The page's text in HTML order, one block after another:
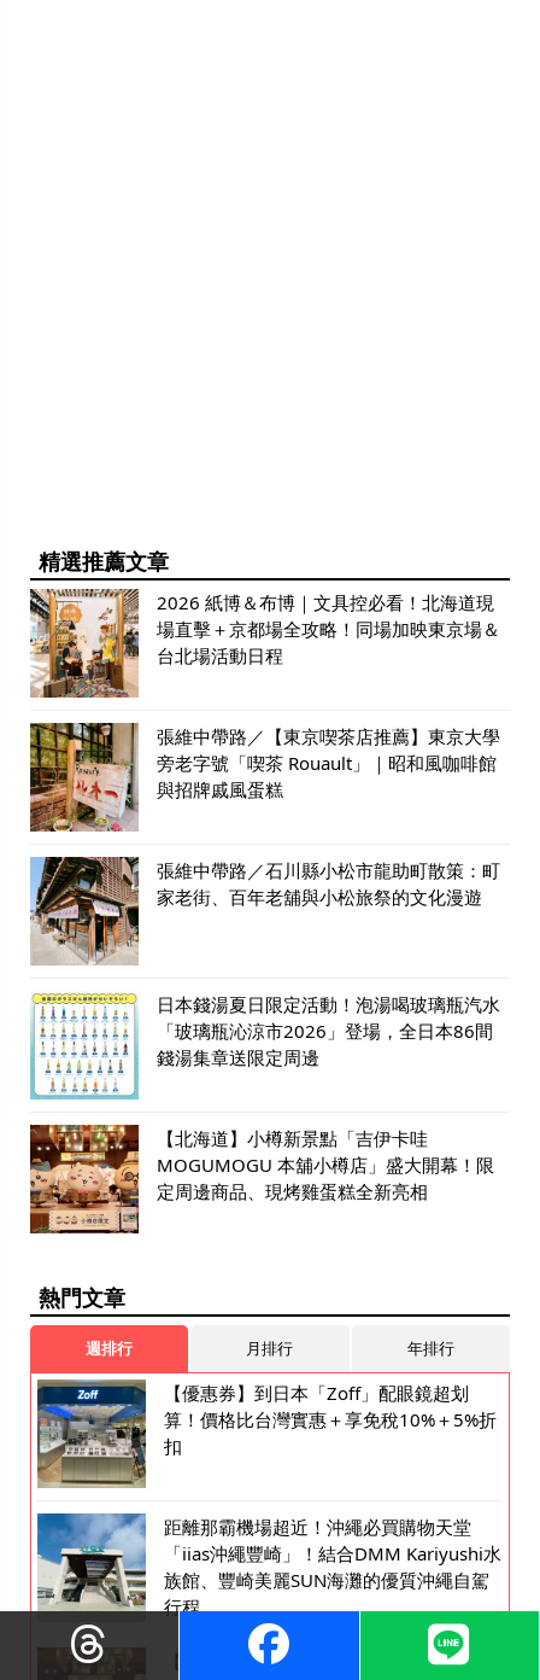
精選推薦文章
2026 紙博＆布博｜文具控必看！北海道現
場直擊＋京都場全攻略！同場加映東京場＆
台北場活動日程
張維中帶路／【東京喫茶店推薦】東京大學
旁老字號「喫茶 Rouault」｜昭和風咖啡館
與招牌戚風蛋糕
張維中帶路／石川縣小松市龍助町散策：町
家老街、百年老舖與小松旅祭的文化漫遊
日本錢湯夏日限定活動！泡湯喝玻璃瓶汽水
「玻璃瓶沁涼市2026」登場，全日本86間
錢湯集章送限定周邊
【北海道】小樽新景點「吉伊卡哇
MOGUMOGU 本舖小樽店」盛大開幕！限
定周邊商品、現烤雞蛋糕全新亮相
熱門文章
週排行 月排行 年排行
【優惠券】到日本「Zoff」配眼鏡超划
算！價格比台灣實惠＋享免稅10%＋5%折
扣
距離那霸機場超近！沖繩必買購物天堂
「iias沖繩豐崎」！結合DMM Kariyushi水
族館、豐崎美麗SUN海灘的優質沖繩自駕
行程
【北海道】小樽新景點「吉伊卡哇